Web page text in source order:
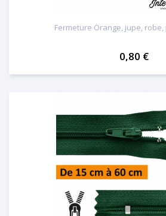
Fermeture Orange, jupe, robe,
0,80 €